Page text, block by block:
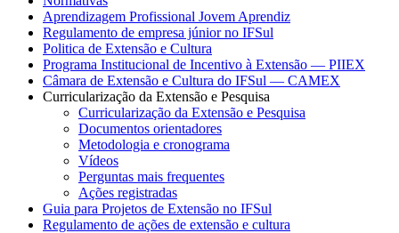
Aprendizagem Profissional Jovem Aprendiz
Regulamento de empresa júnior no IFSul
Politica de Extensão e Cultura
Programa Institucional de Incentivo à Extensão — PIIEX
Câmara de Extensão e Cultura do IFSul — CAMEX
Curricularização da Extensão e Pesquisa
Curricularização da Extensão e Pesquisa
Documentos orientadores
Metodologia e cronograma
Vídeos
Perguntas mais frequentes
Ações registradas
Guia para Projetos de Extensão no IFSul
Regulamento de ações de extensão e cultura